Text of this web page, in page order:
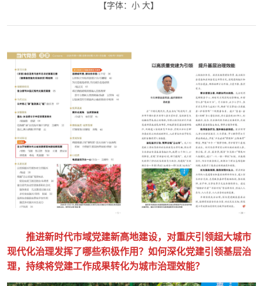
【字体： 小 大】
推进新时代市域党建新高地建设，对重庆引领超大城市
现代化治理发挥了哪些积极作用？如何深化党建引领基层治
理，持续将党建工作成果转化为城市治理效能？